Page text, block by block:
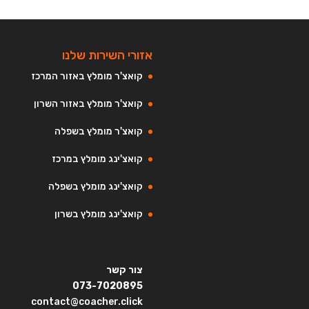
אזורי השירות שלנו
קואצ'ר מומלץ באזור המרכז
קואצ'ר מומלץ באזור השרון
קואצ'ר מומלץ בשפלה
קואצ'ינג מומלץ במרכז
קואצ'ינג מומלץ בשפלה
קואצ'ינג מומלץ בשרון
צור קשר
073-7020895
contact@coacher.click